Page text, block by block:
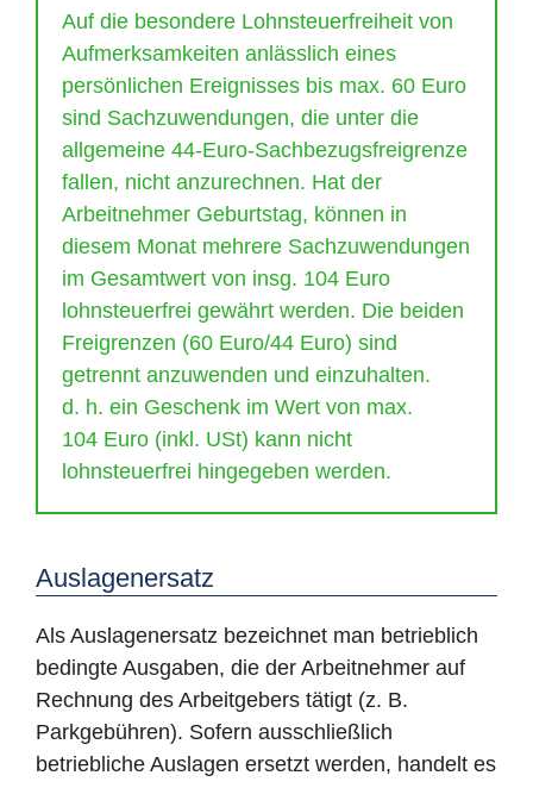
Auf die besondere Lohnsteuerfreiheit von
Aufmerksamkeiten anlässlich eines
persönlichen Ereignisses bis max. 60 Euro
sind Sachzuwendungen, die unter die
allgemeine 44-Euro-Sachbezugsfreigrenze
fallen, nicht anzurechnen. Hat der
Arbeitnehmer Geburtstag, können in
diesem Monat mehrere Sachzuwendungen
im Gesamtwert von insg. 104 Euro
lohnsteuerfrei gewährt werden. Die beiden
Freigrenzen (60 Euro/44 Euro) sind
getrennt anzuwenden und einzuhalten.
d. h. ein Geschenk im Wert von max.
104 Euro (inkl. USt) kann nicht
lohnsteuerfrei hingegeben werden.
Auslagenersatz
Als Auslagenersatz bezeichnet man betrieblich
bedingte Ausgaben, die der Arbeitnehmer auf
Rechnung des Arbeitgebers tätigt (z. B.
Parkgebühren). Sofern ausschließlich
betriebliche Auslagen ersetzt werden, handelt es